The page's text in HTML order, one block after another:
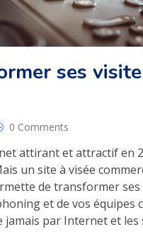
ses
0 Comments
attirant et attractif en
un site à visée
de transformer ses
et de vos équipes
jamais par Internet et